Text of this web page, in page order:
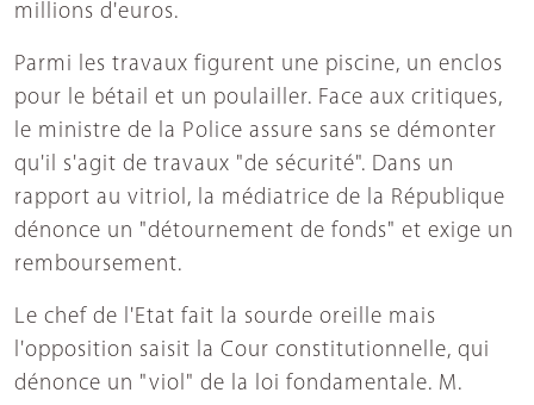
millions d'euros.
Parmi les travaux figurent une piscine, un enclos
pour le bétail et un poulailler. Face aux critiques,
le ministre de la Police assure sans se démonter
qu'il s'agit de travaux "de sécurité". Dans un
rapport au vitriol, la médiatrice de la République
dénonce un "détournement de fonds" et exige un
remboursement.
Le chef de l'Etat fait la sourde oreille mais
l'opposition saisit la Cour constitutionnelle, qui
dénonce un "viol" de la loi fondamentale. M.